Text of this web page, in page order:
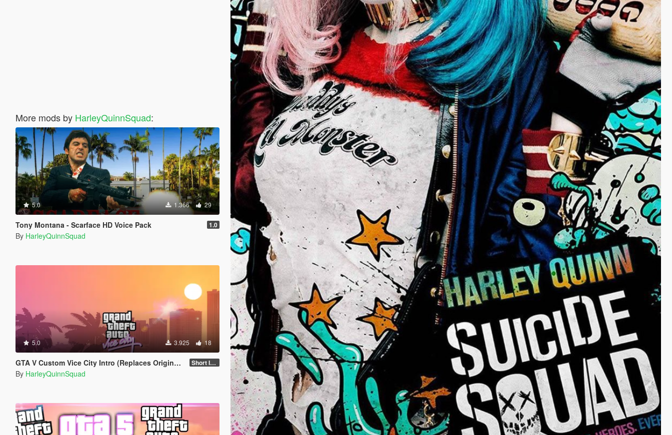
More mods by HarleyQuinnSquad:
5.0 1.366 29
Tony Montana - Scarface HD Voice Pack 1.0
By HarleyQuinnSquad
5.0 3.925 18
GTA V Custom Vice City Intro (Replaces Original Rockstar Logo Intro) Short Intro
By HarleyQuinnSquad